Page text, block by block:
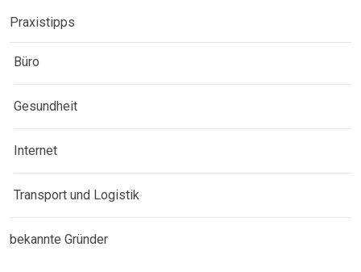
Praxistipps
Büro
Gesundheit
Internet
Transport und Logistik
bekannte Gründer